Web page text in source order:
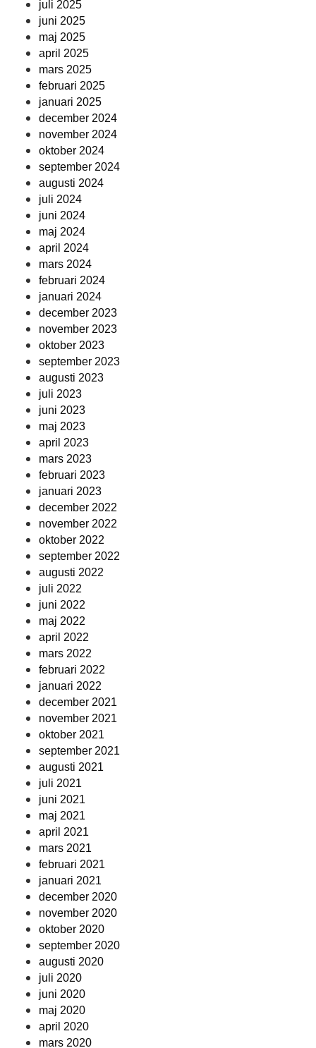
juli 2025
juni 2025
maj 2025
april 2025
mars 2025
februari 2025
januari 2025
december 2024
november 2024
oktober 2024
september 2024
augusti 2024
juli 2024
juni 2024
maj 2024
april 2024
mars 2024
februari 2024
januari 2024
december 2023
november 2023
oktober 2023
september 2023
augusti 2023
juli 2023
juni 2023
maj 2023
april 2023
mars 2023
februari 2023
januari 2023
december 2022
november 2022
oktober 2022
september 2022
augusti 2022
juli 2022
juni 2022
maj 2022
april 2022
mars 2022
februari 2022
januari 2022
december 2021
november 2021
oktober 2021
september 2021
augusti 2021
juli 2021
juni 2021
maj 2021
april 2021
mars 2021
februari 2021
januari 2021
december 2020
november 2020
oktober 2020
september 2020
augusti 2020
juli 2020
juni 2020
maj 2020
april 2020
mars 2020